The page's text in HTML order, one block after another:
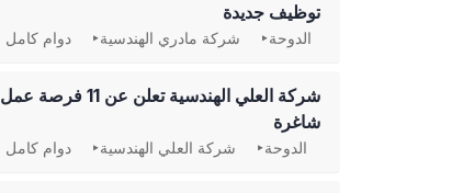
توظيف جديدة
الدوحة شركة مادري الهندسية دوام كامل
شركة العلي الهندسية تعلن عن 11 فرصة عمل
شاغرة
الدوحة شركة العلي الهندسية دوام كامل